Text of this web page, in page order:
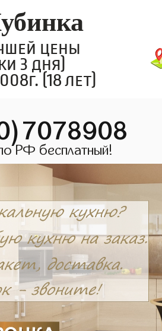
цены
3 дня)
(18 лет)
РФ бесплатный!